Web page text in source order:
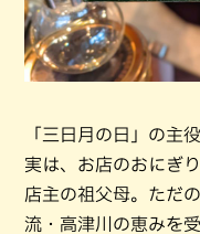
「三日月の日」の主
実は、お店のおにぎ
店主の祖父母。ただ
流・高津川の恵みを